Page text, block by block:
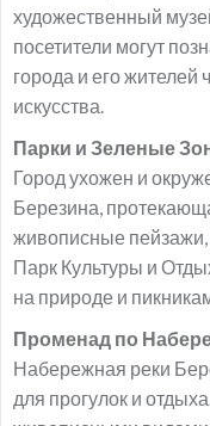
художественный
посетители могут
города и его жителей
искусства.
Парки и Зеленые
Город ухожен и
Березина,
живописные пейзажи,
Парк Культуры и
на природе и
Променад по
Набережная реки
для прогулок и